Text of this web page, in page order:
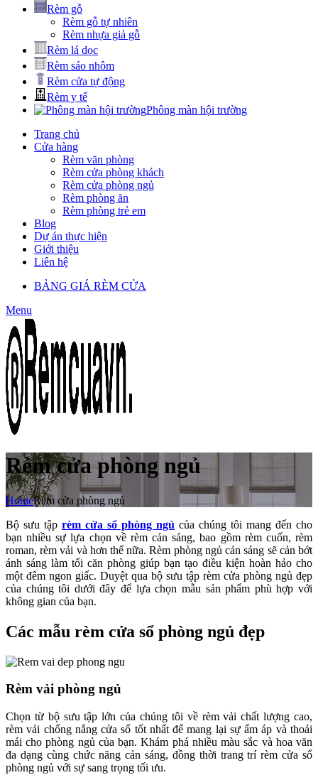
Rèm gỗ
Rèm gỗ tự nhiên
Rèm nhựa giả gỗ
Rèm lá dọc
Rèm sáo nhôm
Rèm cửa tự động
Rèm y tế
Phông màn hội trường
Trang chủ
Cửa hàng
Rèm văn phòng
Rèm cửa phòng khách
Rèm cửa phòng ngủ
Rèm phòng ăn
Rèm phòng trẻ em
Blog
Dự án thực hiện
Giới thiệu
Liên hệ
BẢNG GIÁ RÈM CỬA
Menu
Rèm cửa phòng ngủ
HomeRèm cửa phòng ngủ
Bộ sưu tập rèm cửa sổ phòng ngủ của chúng tôi mang đến cho
bạn nhiều sự lựa chọn về rèm cản sáng, bao gồm rèm cuốn, rèm
roman, rèm vải và hơn thế nữa. Rèm phòng ngủ cản sáng sẽ cản bớt
ánh sáng làm tối căn phòng giúp bạn tạo điều kiện hoàn hảo cho
một đêm ngon giấc. Duyệt qua bộ sưu tập rèm cửa phòng ngủ đẹp
của chúng tôi dưới đây để lựa chọn mẫu sản phẩm phù hợp với
không gian của bạn.
Các mẫu rèm cửa sổ phòng ngủ đẹp
Rèm vải phòng ngủ
Chọn từ bộ sưu tập lớn của chúng tôi về rèm vải chất lượng cao,
rèm vải chống nắng cửa sổ tốt nhất để mang lại sự ấm áp và thoải
mái cho phòng ngủ của bạn. Khám phá nhiều màu sắc và hoa văn
đa dạng cùng chức năng cản sáng, đồng thời trang trí rèm cửa sổ
phòng ngủ với sự sang trọng tối ưu.